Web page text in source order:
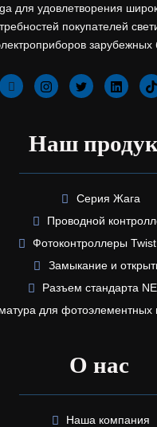
для удовлетворения
покупателей
зарубежных
Наш
Серия Жага
Проводной
Фотоконтроллеры
Замыкание и
Разъем стандарта
для фотоэлементных
О нас
Наша компания